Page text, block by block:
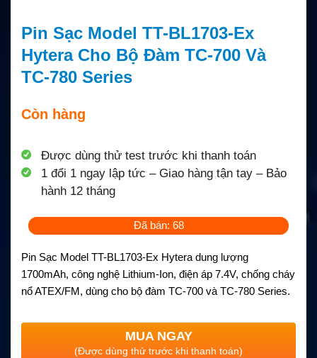
Pin Sạc Model TT-BL1703-Ex
Hytera Cho Bộ Đàm TC-700 Và
TC-780 Series
Còn hàng
Được dùng thử test trước khi thanh toán
1 đổi 1 ngay lập tức – Giao hàng tận tay – Bảo
hành 12 tháng
Đã bán: 68
Pin Sạc Model TT-BL1703-Ex Hytera dung lượng
1700mAh, công nghệ Lithium-Ion, điện áp 7.4V, chống cháy
nổ ATEX/FM, dùng cho bộ đàm TC-700 và TC-780 Series.
MUA NGAY
(Được dùng thử trước khi thanh toán)